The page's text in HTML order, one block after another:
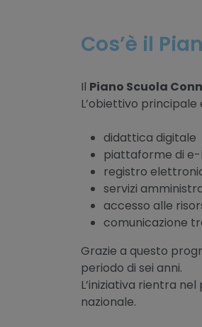
Cos’è il
Il Piano Scuola
L’obiettivo
didattica digitale
piattaforme di
registro
servizi
accesso alle
comunicazione
Grazie a questo
periodo di sei anni.
L’iniziativa rientra
nazionale.